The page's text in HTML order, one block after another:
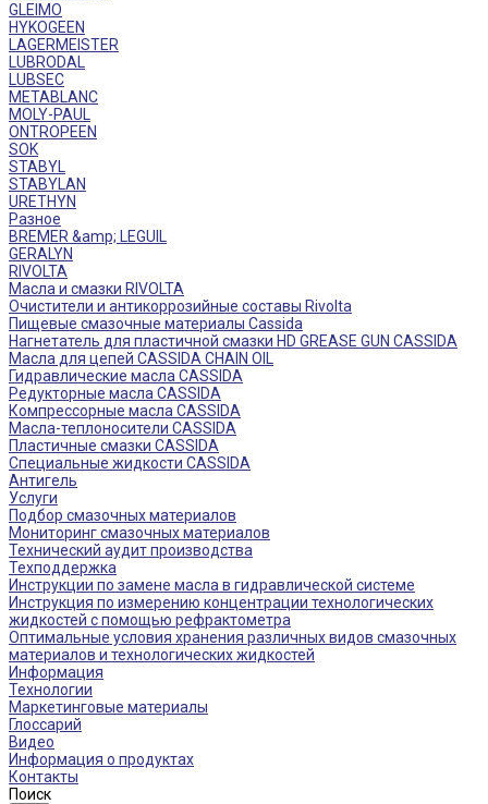
GLEIMO
HYKOGEEN
LAGERMEISTER
LUBRODAL
LUBSEC
METABLANC
MOLY-PAUL
ONTROPEEN
SOK
STABYL
STABYLAN
URETHYN
Разное
BREMER &amp; LEGUIL
GERALYN
RIVOLTA
Масла и смазки RIVOLTA
Очистители и антикоррозийные составы Rivolta
Пищевые смазочные материалы Cassida
Нагнетатель для пластичной смазки HD GREASE GUN CASSIDA
Масла для цепей CASSIDA CHAIN OIL
Гидравлические масла CASSIDA
Редукторные масла CASSIDA
Компрессорные масла CASSIDA
Масла-теплоносители CASSIDA
Пластичные смазки CASSIDA
Специальные жидкости CASSIDA
Антигель
Услуги
Подбор смазочных материалов
Мониторинг смазочных материалов
Технический аудит производства
Техподдержка
Инструкции по замене масла в гидравлической системе
Инструкция по измерению концентрации технологических
жидкостей с помощью рефрактометра
Оптимальные условия хранения различных видов смазочных
материалов и технологических жидкостей
Информация
Технологии
Маркетинговые материалы
Глоссарий
Видео
Информация о продуктах
Контакты
Поиск